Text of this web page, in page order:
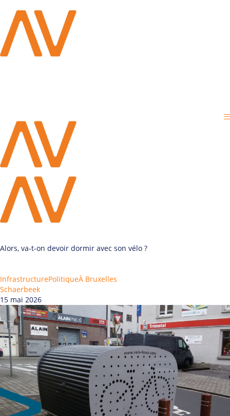
Alors, va-t-on devoir dormir avec son vélo ?
InfrastructurePolitiqueÀ Bruxelles
Schaerbeek
15 mai 2026